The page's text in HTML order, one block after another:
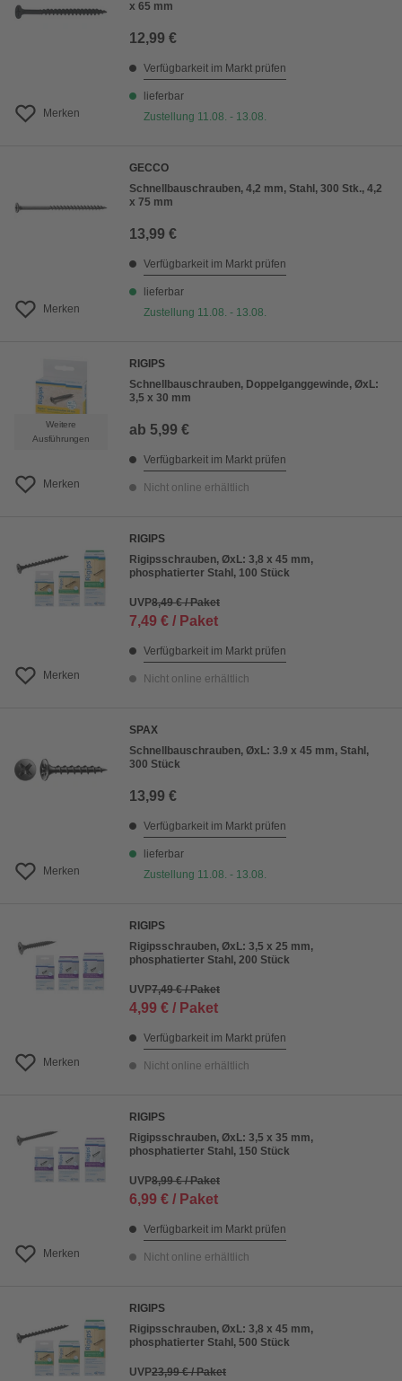
Preis absteigend
Merken
x 65 mm
12,99 €
Verfügbarkeit im Markt prüfen
lieferbar
Zustellung 11.08. - 13.08.
Merken
GECCO
Schnellbauschrauben, 4,2 mm, Stahl, 300 Stk., 4,2
x 75 mm
13,99 €
Verfügbarkeit im Markt prüfen
lieferbar
Zustellung 11.08. - 13.08.
Weitere
Ausführungen
Merken
RIGIPS
Schnellbauschrauben, Doppelganggewinde, ØxL:
3,5 x 30 mm
ab 5,99 €
Verfügbarkeit im Markt prüfen
Nicht online erhältlich
Merken
RIGIPS
Rigipsschrauben, ØxL: 3,8 x 45 mm,
phosphatierter Stahl, 100 Stück
UVP8,49 € / Paket
7,49 € / Paket
Verfügbarkeit im Markt prüfen
Nicht online erhältlich
Merken
SPAX
Schnellbauschrauben, ØxL: 3.9 x 45 mm, Stahl,
300 Stück
13,99 €
Verfügbarkeit im Markt prüfen
lieferbar
Zustellung 11.08. - 13.08.
Merken
RIGIPS
Rigipsschrauben, ØxL: 3,5 x 25 mm,
phosphatierter Stahl, 200 Stück
UVP7,49 € / Paket
4,99 € / Paket
Verfügbarkeit im Markt prüfen
Nicht online erhältlich
Merken
RIGIPS
Rigipsschrauben, ØxL: 3,5 x 35 mm,
phosphatierter Stahl, 150 Stück
UVP8,99 € / Paket
6,99 € / Paket
Verfügbarkeit im Markt prüfen
Nicht online erhältlich
RIGIPS
Rigipsschrauben, ØxL: 3,8 x 45 mm,
phosphatierter Stahl, 500 Stück
UVP23,99 € / Paket